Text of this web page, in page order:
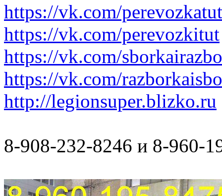
https://vk.com/perevozkatut
https://vk.com/perevozkitut
https://vk.com/
https://vk.com/
http://legionsuper.blizko.ru
8-908-232-8246 и 8-960-